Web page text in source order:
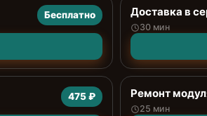
Бесплатно Доставка в
30 мин
475 ₽ Ремонт
25 мин